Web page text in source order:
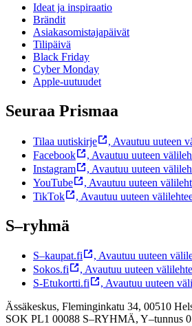
Ideat ja inspiraatio
Brändit
Asiakasomistajapäivät
Tilipäivä
Black Friday
Cyber Monday
Apple-uutuudet
Seuraa Prismaa
Tilaa uutiskirje , Avautuu uuteen
Facebook
, Avautuu uuteen
Instagram
, Avautuu uuteen
YouTube
, Avautuu uuteen
TikTok
, Avautuu uuteen
S–ryhmä
S–kaupat.fi , Avautuu uuteen
Sokos.fi
, Avautuu uuteen
S-Etukortti.fi
, Avautuu uuteen
Ässäkeskus, Fleminginkatu 34, 00510
SOK PL1 00088 S–RYHMÄ, Y–tunnus